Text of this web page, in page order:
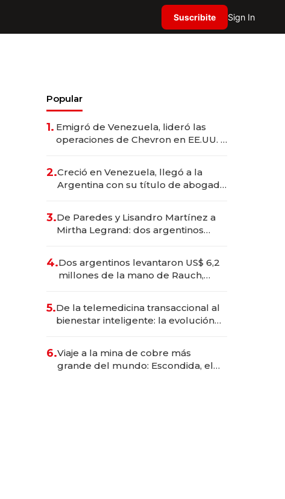
Suscribite Sign In
Popular
1. Emigró de Venezuela, lideró las
operaciones de Chevron en EE.UU. y
2.Creció en Venezuela, llegó a la
Argentina con su título de abogado
marcas "fast premium"
3.De Paredes y Lisandro Martínez a
Mirtha Legrand: dos argentinos
deportivo y el cuidado corporal
4.Dos argentinos levantaron US$ 6,2
millones de la mano de Rauch,
5.De la telemedicina transaccional al
bienestar inteligente: la evolución
6.Viaje a la mina de cobre más
grande del mundo: Escondida, el